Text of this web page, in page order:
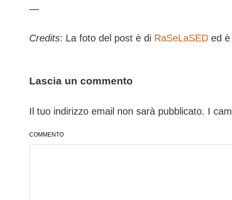
—
Credits: La foto del post è di RaSeLaSED ed
Lascia un commento
Il tuo indirizzo email non sarà pubblicato. I
COMMENTO